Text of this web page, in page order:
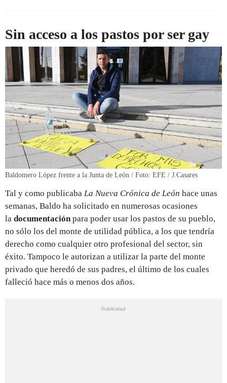
Sin acceso a los pastos por ser gay
Baldomero López frente a la Junta de León / Foto: EFE / J.Casares
Tal y como publicaba La Nueva Crónica de León hace unas
semanas, Baldo ha solicitado en numerosas ocasiones
la documentaciónpara poder usar los pastos de su pueblo,
no sólo los del monte de utilidad pública, a los que tendría
derecho como cualquier otro profesional del sector, sin
éxito. Tampoco le autorizan a utilizar la parte del monte
privado que heredó de sus padres, el último de los cuales
falleció hace más o menos dos años.